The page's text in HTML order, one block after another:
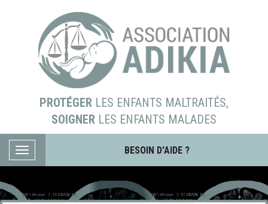
PROTÉGER LES ENFANTS MALTRAITÉS,
SOIGNER LES ENFANTS MALADES
BESOIN D'AIDE ?